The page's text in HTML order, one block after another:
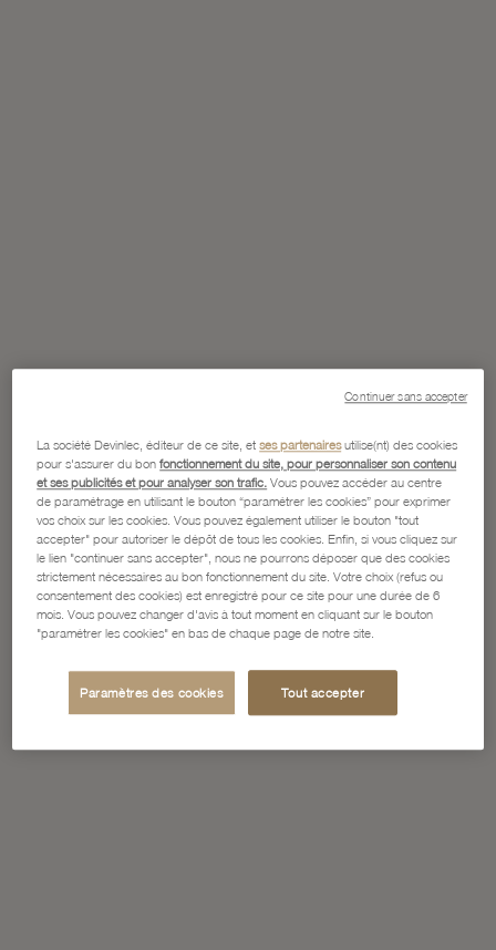
La société Devinlec, éditeur de ce site, etses partenairesutilise(nt) des cookies
pour s'assurer du bonfonctionnement du site, pour personnaliser son contenu
et ses publicités et pour analyser son trafic. Vous pouvez accéder au centre
de paramétrage en utilisant le bouton “paramétrer les cookies” pour exprimer
vos choix sur les cookies. Vous pouvez également utiliser le bouton "tout
accepter" pour autoriser le dépôt de tous les cookies. Enfin, si vous cliquez sur
le lien "continuer sans accepter", nous ne pourrons déposer que des cookies
strictement nécessaires au bon fonctionnement du site. Votre choix (refus ou
consentement des cookies) est enregistré pour ce site pour une durée de 6
mois. Vous pouvez changer d'avis à tout moment en cliquant sur le bouton
"paramétrer les cookies" en bas de chaque page de notre site.
Paramètres des cookies Tout accepter
Continuer sans accepter